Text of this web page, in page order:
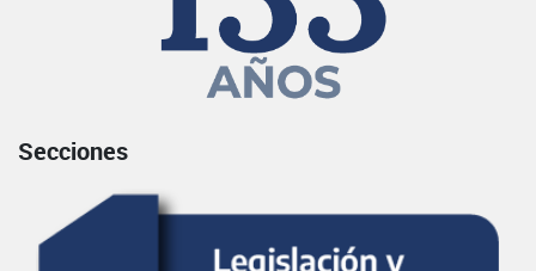
Secciones